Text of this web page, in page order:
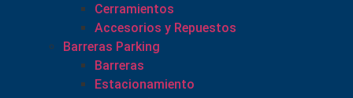
Cerramientos
Accesorios y Repuestos
Barreras Parking
Barreras
Estacionamiento